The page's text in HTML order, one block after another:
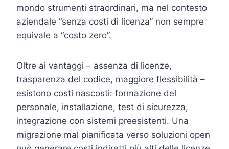
mondo strumenti straordinari, ma nel contesto
aziendale “senza costi di licenza” non sempre
equivale a “costo zero”.
Oltre ai vantaggi – assenza di licenze,
trasparenza del codice, maggiore flessibilità –
esistono costi nascosti: formazione del
personale, installazione, test di sicurezza,
integrazione con sistemi preesistenti. Una
migrazione mal pianificata verso soluzioni open